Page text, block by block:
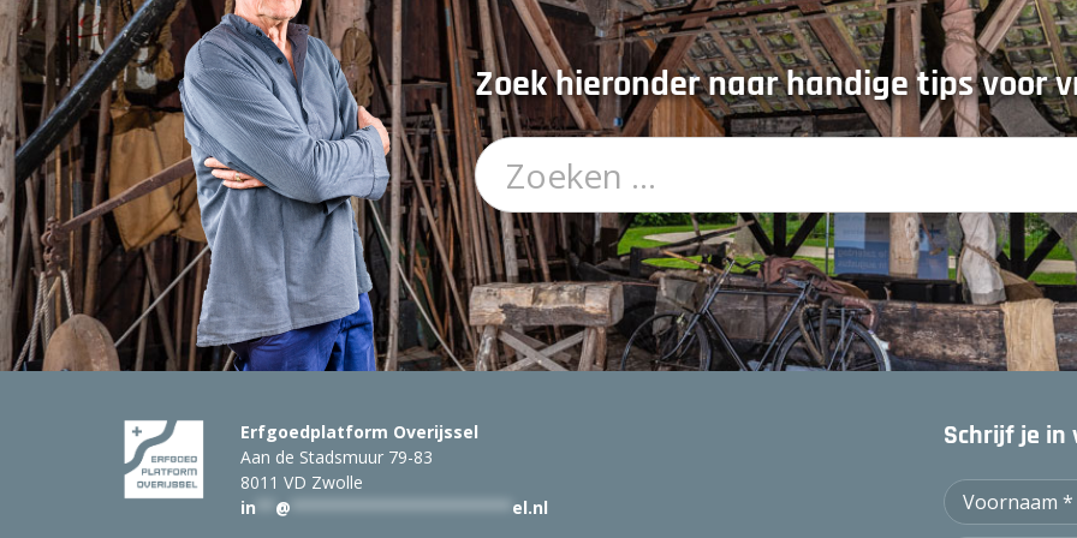
Zoek hieronder naar handige tips voor
Erfgoedplatform Overijssel
Aan de Stadsmuur 79-83
8011 VD Zwolle
in
@ el.nl
Schrijf je in